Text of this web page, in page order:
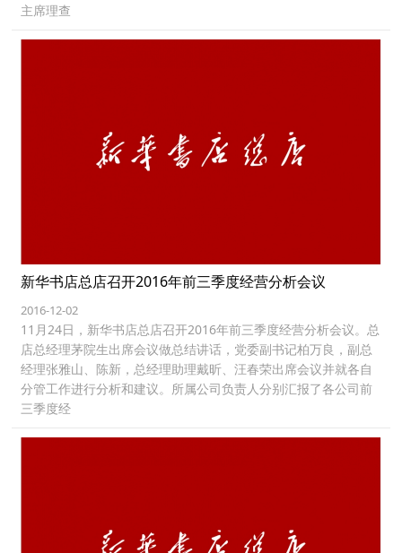
主席理查
新华书店总店召开2016年前三季度经营分析会议
2016-12-02
11月24日，新华书店总店召开2016年前三季度经营分析会议。总
店总经理茅院生出席会议做总结讲话，党委副书记柏万良，副总
经理张雅山、陈新，总经理助理戴昕、汪春荣出席会议并就各自
分管工作进行分析和建议。所属公司负责人分别汇报了各公司前
三季度经